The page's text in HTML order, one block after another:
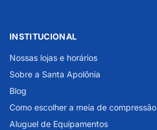
INSTITUCIONAL
Nossas lojas e horários
Sobre a Santa Apolônia
Blog
Como escolher a meia de compressão
Aluguel de Equipamentos